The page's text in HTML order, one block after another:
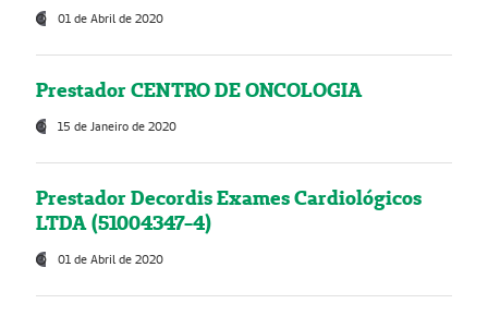
01 de Abril de 2020
Prestador CENTRO DE ONCOLOGIA
15 de Janeiro de 2020
Prestador Decordis Exames Cardiológicos
LTDA (51004347-4)
01 de Abril de 2020